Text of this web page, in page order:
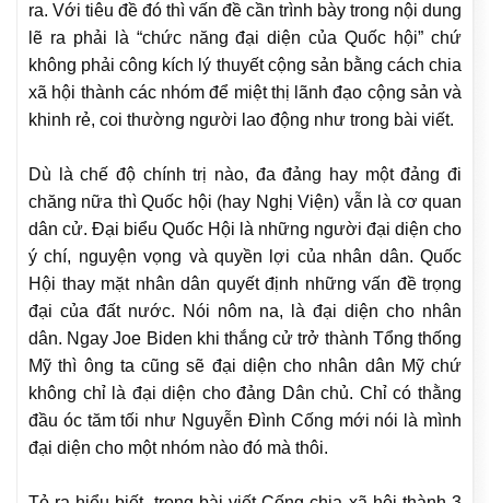
ra. Với tiêu đề đó thì vấn đề cần trình bày trong nội dung
lẽ ra phải là “chức năng đại diện của Quốc hội” chứ
không phải công kích lý thuyết cộng sản bằng cách chia
xã hội thành các nhóm để miệt thị lãnh đạo cộng sản và
khinh rẻ, coi thường người lao động như trong bài viết.
Dù là chế độ chính trị nào, đa đảng hay một đảng đi
chăng nữa thì Quốc hội (hay Nghị Viện) vẫn là cơ quan
dân cử. Đại biểu Quốc Hội là những người đại diện cho
ý chí, nguyện vọng và quyền lợi của nhân dân. Quốc
Hội thay mặt nhân dân quyết định những vấn đề trọng
đại của đất nước. Nói nôm na, là đại diện cho nhân
dân. Ngay Joe Biden khi thắng cử trở thành Tổng thống
Mỹ thì ông ta cũng sẽ đại diện cho nhân dân Mỹ chứ
không chỉ là đại diện cho đảng Dân chủ. Chỉ có thằng
đầu óc tăm tối như Nguyễn Đình Cống mới nói là mình
đại diện cho một nhóm nào đó mà thôi.